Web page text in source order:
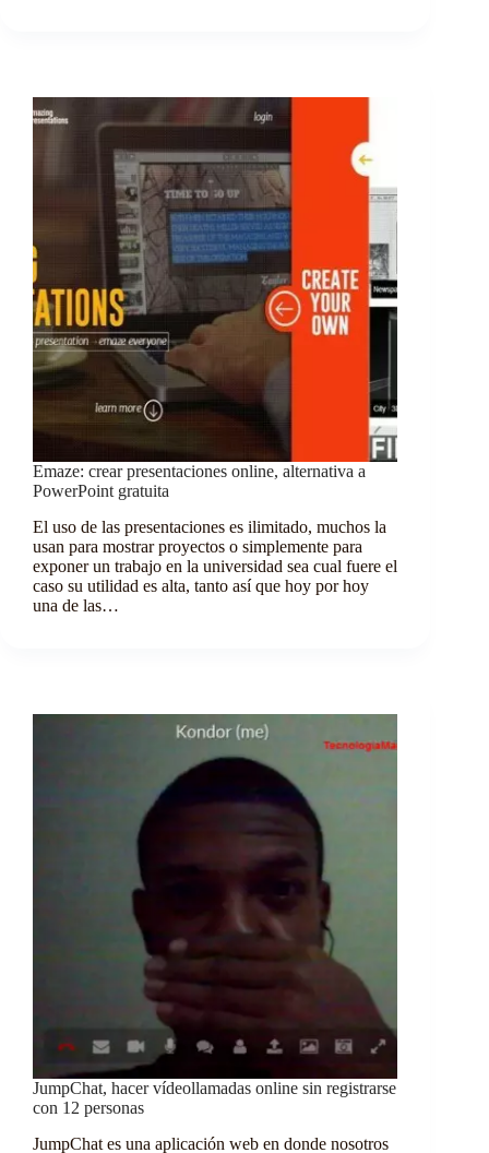
Emaze: crear presentaciones online, alternativa a
PowerPoint gratuita
El uso de las presentaciones es ilimitado, muchos la
usan para mostrar proyectos o simplemente para
exponer un trabajo en la universidad sea cual fuere el
caso su utilidad es alta, tanto así que hoy por hoy
una de las…
JumpChat, hacer vídeollamadas online sin registrarse
con 12 personas
JumpChat es una aplicación web en donde nosotros